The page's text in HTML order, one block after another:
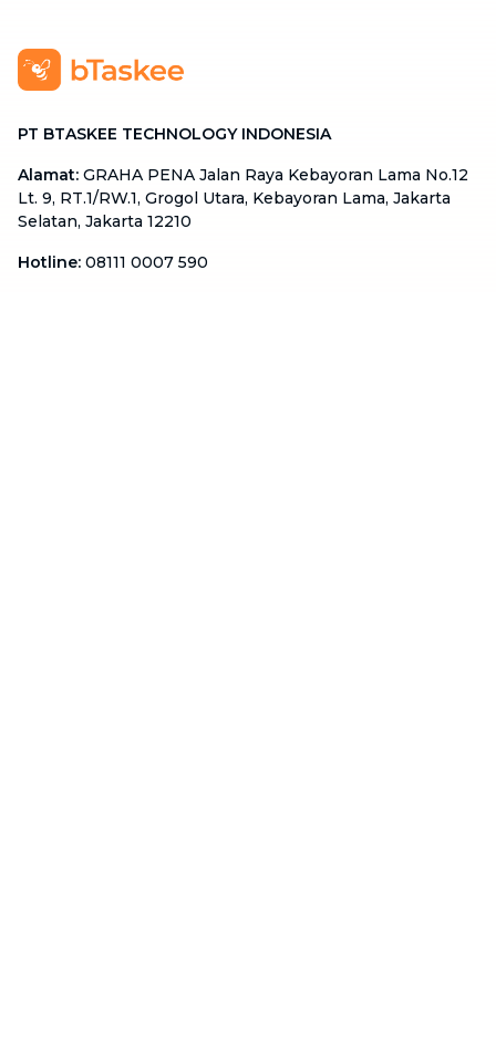
PT BTASKEE TECHNOLOGY INDONESIA
Alamat: GRAHA PENA Jalan Raya Kebayoran Lama No.12
Lt. 9, RT.1/RW.1, Grogol Utara, Kebayoran Lama, Jakarta
Selatan, Jakarta 12210
Hotline: 08111 0007 590